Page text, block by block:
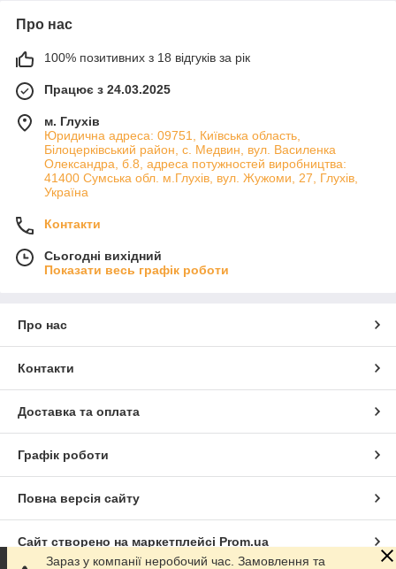
Про нас
100% позитивних з 18 відгуків за рік
Працює з 24.03.2025
м. Глухів
Юридична адреса: 09751, Київська область,
Білоцерківський район, с. Медвин, вул. Василенка
Олександра, б.8, адреса потужностей виробництва:
41400 Сумська обл. м.Глухів, вул. Жужоми, 27, Глухів,
Україна
Контакти
Сьогодні вихідний
Показати весь графік роботи
Про нас
Контакти
Доставка та оплата
Графік роботи
Повна версія сайту
Сайт створено на маркетплейсі Prom.ua
Зараз у компанії неробочий час. Замовлення та